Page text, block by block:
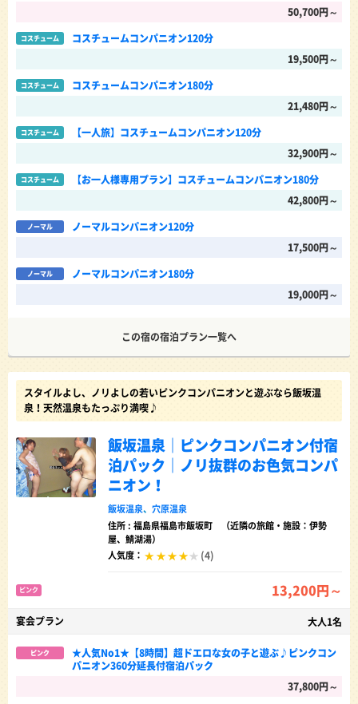
50,700円～
コスチューム
コスチュームコンパニオン120分
19,500円～
コスチューム
コスチュームコンパニオン180分
21,480円～
コスチューム
【一人旅】コスチュームコンパニオン120分
32,900円～
コスチューム
【お一人様専用プラン】コスチュームコンパニオン180分
42,800円～
ノーマル
ノーマルコンパニオン120分
17,500円～
ノーマル
ノーマルコンパニオン180分
19,000円～
この宿の宿泊プラン一覧へ
スタイルよし、ノリよしの若いピンクコンパニオンと遊ぶなら飯坂温
泉！天然温泉もたっぷり満喫♪
飯坂温泉｜ピンクコンパニオン付宿
泊パック｜ノリ抜群のお色気コンパ
ニオン！
飯坂温泉、 穴原温泉
住所 : 福島県福島市飯坂町 （近隣の旅館・施設：伊勢
屋、鯖湖湯）
人気度：
(4)
ピンク 13,200円～
宴会プラン 大人1名
ピンク
★人気No1★【8時間】超ドエロな女の子と遊ぶ♪ピンクコン
パニオン360分延長付宿泊パック
37,800円～